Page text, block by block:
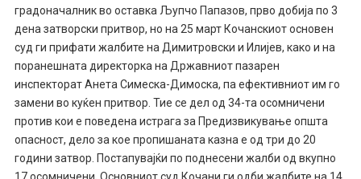
градоначалник во оставка Љупчо Папазов, прво добија по 3
дена затворски притвор, но на 25 март Кочанскиот основен
суд ги прифати жалбите на Димитровски и Илијев, како и на
поранешната директорка на Државниот пазарен
инспекторат Анета Симеска-Димоска, па ефективниот им го
замени во куќен притвор. Тие се дел од 34-та осомничени
против кои е поведена истрага за Предизвикување општа
опасност, дело за кое пропишаната казна е од три до 20
години затвор. Постапувајќи по поднесени жалби од вкупно